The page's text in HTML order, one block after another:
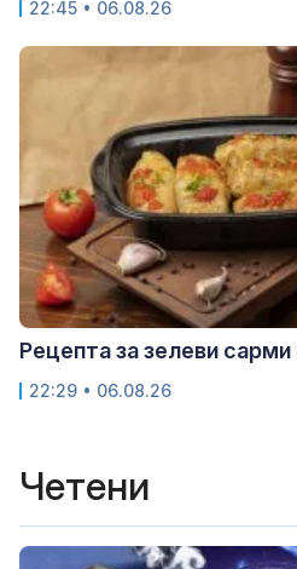
22:45 • 06.08.26
Рецепта за зелеви
22:29 • 06.08.26
Четени